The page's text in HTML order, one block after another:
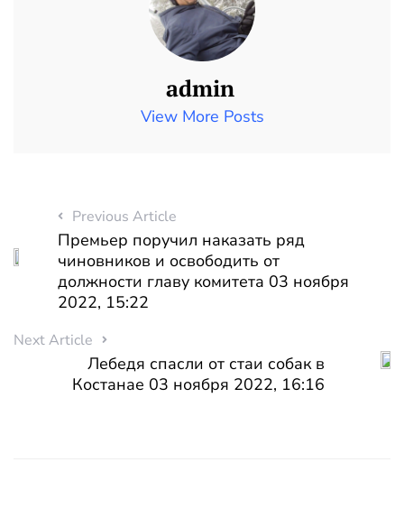
admin
View More Posts
Previous Article
Премьер поручил наказать ряд
чиновников и освободить от
должности главу комитета 03 ноября
2022, 15:22
Next Article
Лебедя спасли от стаи собак в
Костанае 03 ноября 2022, 16:16